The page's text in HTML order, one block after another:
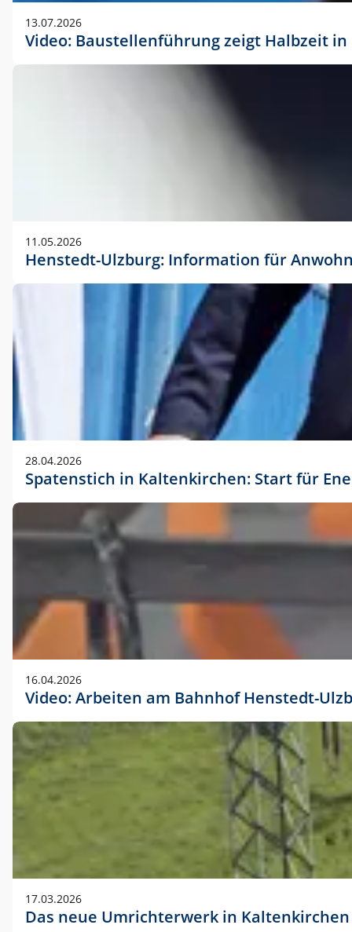
13.07.2026
Video: Baustellenführung zeigt Halbzeit
11.05.2026
Henstedt-Ulzburg: Information für
28.04.2026
Spatenstich in Kaltenkirchen: Start für
16.04.2026
Video: Arbeiten am Bahnhof Henstedt-
17.03.2026
Das neue Umrichterwerk in Kaltenkirchen